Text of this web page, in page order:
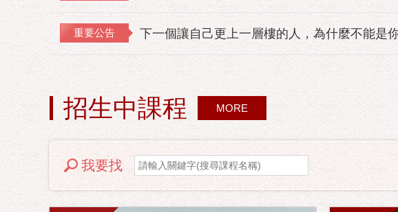
重要公告 下一個讓自己更上一層樓的人，為什麼不能是
招生中課程 MORE
我要找